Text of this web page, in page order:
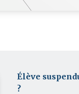
Élève
?